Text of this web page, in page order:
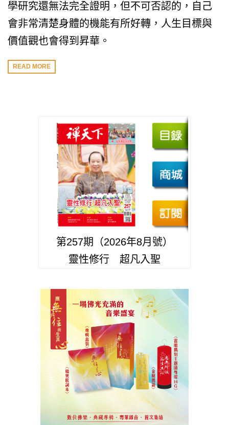
學研究還無法完全證明，但不可否認的，自己
會非常清楚身體的機能有所好轉，人生目標與
價值觀也會得到昇華。
READ MORE
第257期（2026年8月號）
靈性修行 超凡入聖